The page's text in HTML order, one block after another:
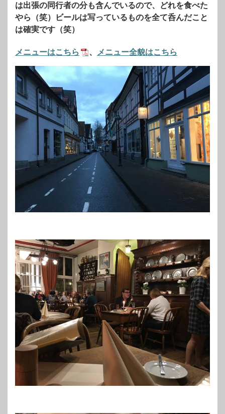
は出張の同行者の分も含んでいるので、どれを食べた
やら（笑）ビールは写っているものを全て呑んだこと
は確実です（笑）
メニューはこちら 、 メニュー全貌はこちら